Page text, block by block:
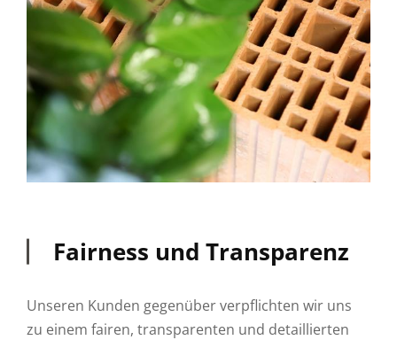
Fairness und Transparenz
Unseren Kunden gegenüber verpflichten wir uns
zu einem fairen, transparenten und detaillierten